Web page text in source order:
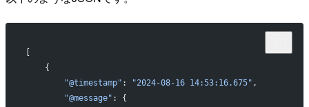
[
    {
        "@timestamp"
: "2024-08-16 14:53:16.675" ,
        "@message"
: {